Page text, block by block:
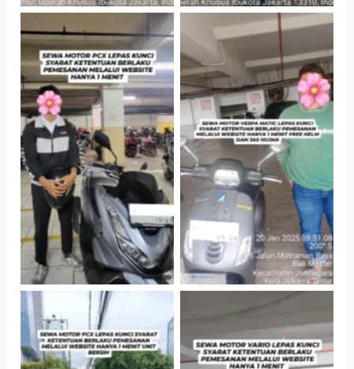
Hotel Kartika
Chandra, Jakarta
Selatan
Cityplaza
Jatinegara Gedung
Parkir P6A